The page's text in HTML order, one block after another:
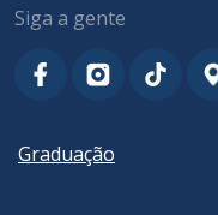
Siga a gente
Graduação